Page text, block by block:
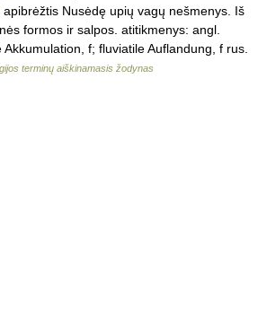
Nusėdę upių vagų nešmenys. Iš
formos ir salpos. atitikmenys: angl.
f; fluviatile Auflandung, f rus.
terminų aiškinamasis žodynas